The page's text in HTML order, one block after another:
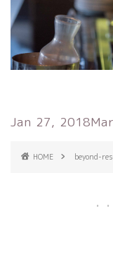
Jan 27, 2018
HOME beyond-